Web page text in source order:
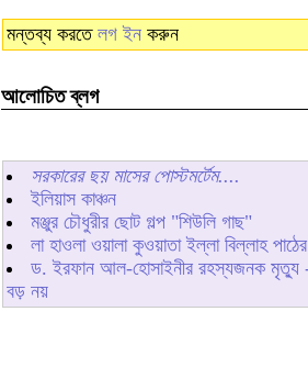
মন্তব্য করতে লগ ইন করুন
আলোচিত ব্লগ
সরকারের ছয় মাসের পোস্টমর্টেম....
ইলিয়াস কাঞ্চন
মঞ্জুর চৌধুরীর ছোট গল্প "শিউলি গাছ"
লা হাওলা ওয়ালা কুওয়াতা ইল্লা বিল্লাহ
ড. ইরফান আল-হোসাইনীর রহস্যজনক মৃত্যু -
বড় নয়